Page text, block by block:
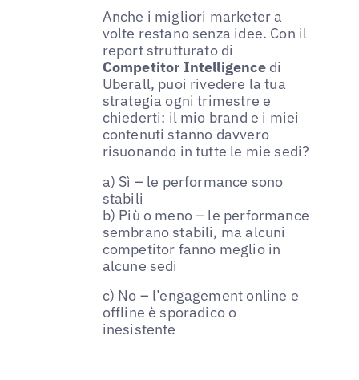
Anche i migliori marketer a
volte restano senza idee. Con il
report strutturato di
Competitor Intelligencedi
Uberall, puoi rivedere la tua
strategia ogni trimestre e
chiederti: il mio brand e i miei
contenuti stanno davvero
risuonando in tutte le mie sedi?
a) Sì – le performance sono
stabili
b) Più o meno – le performance
sembrano stabili, ma alcuni
competitor fanno meglio in
alcune sedi
c) No – l’engagement online e
offline è sporadico o
inesistente